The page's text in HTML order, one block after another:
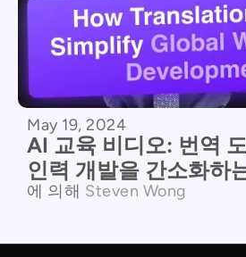
May 19, 2024
AI 교육 비디오: 번역
인력 개발을 간소화하
에 의해 Steven Wong